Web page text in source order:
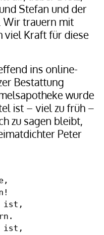
Stefan und der
Wir trauern mit
viel Kraft für diese
ins online-
Bestattung
wurde
ist – viel zu früh –
zu sagen bleibt,
Peter
ist,
ist,